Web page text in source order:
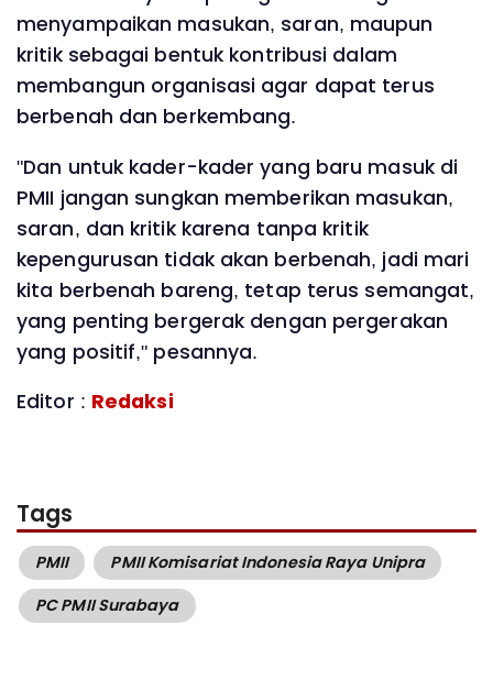
menyampaikan masukan, saran, maupun
kritik sebagai bentuk kontribusi dalam
membangun organisasi agar dapat terus
berbenah dan berkembang.
‎"Dan untuk kader-kader yang baru masuk di
PMII jangan sungkan memberikan masukan,
saran, dan kritik karena tanpa kritik
kepengurusan tidak akan berbenah, jadi mari
kita berbenah bareng, tetap terus semangat,
yang penting bergerak dengan pergerakan
yang positif," pesannya.
Editor : Redaksi
Tags
PMII
PMII Komisariat Indonesia Raya Unipra
PC PMII Surabaya